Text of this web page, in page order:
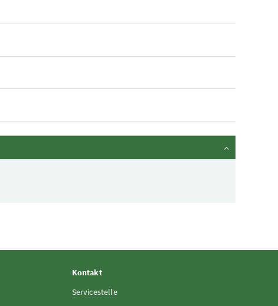
Kontakt
Servicestelle